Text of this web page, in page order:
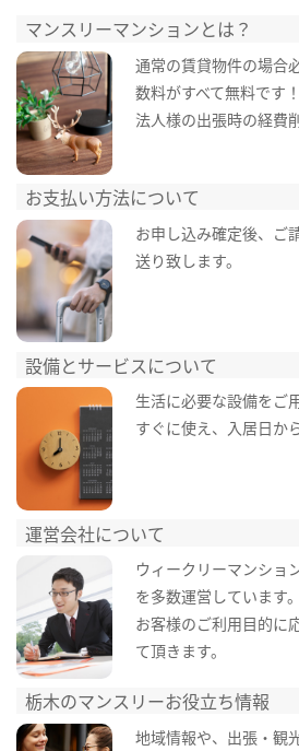
マンスリーマンションとは？
通常の賃貸物件の場合
数料がすべて無料です！
法人様の出張時の経費
お支払い方法について
お申し込み確定後、ご
送り致します。
設備とサービスについて
生活に必要な設備をご
すぐに使え、入居日か
運営会社について
ウィークリーマンショ
を多数運営しています。
お客様のご利用目的に
て頂きます。
栃木のマンスリーお役立ち情報
地域情報や、出張・観